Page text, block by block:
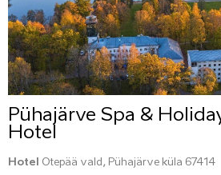
Pühajärve Spa &
Hotel
Hotel Otepää vald, Pühajärve küla 67414